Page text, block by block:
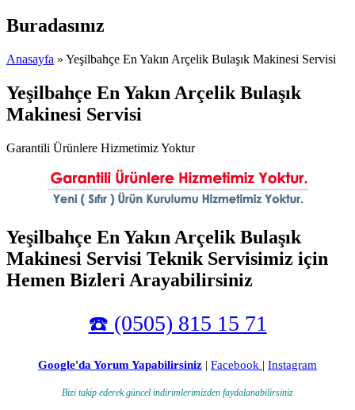
Buradasınız
Anasayfa » Yeşilbahçe En Yakın Arçelik Bulaşık Makinesi Servisi
Yeşilbahçe En Yakın Arçelik Bulaşık
Makinesi Servisi
Garantili Ürünlere Hizmetimiz Yoktur
Yeşilbahçe En Yakın Arçelik Bulaşık
Makinesi Servisi Teknik Servisimiz için
Hemen Bizleri Arayabilirsiniz
☎️ (0505) 815 15 71
Google'da Yorum Yapabilirsiniz | Facebook | Instagram
Bizi takip ederek güncel indirimlerimizden faydalanabilirsiniz